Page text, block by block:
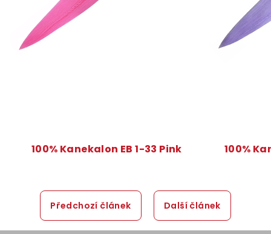
100% Kanekalon EB 1-33 Pink 100%
Předchozí článek Další článek